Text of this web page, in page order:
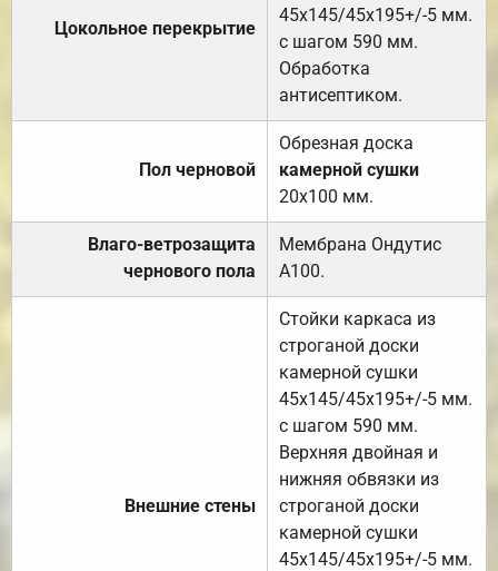
Цокольное перекрытие
45х145/45х195+/-5 мм.
с шагом 590 мм.
Обработка
антисептиком.
Пол черновой
Обрезная доска
камерной сушки
20х100 мм.
Влаго-ветрозащита
чернового пола
Мембрана Ондутис
А100.
Внешние стены
Стойки каркаса из
строганой доски
камерной сушки
45х145/45х195+/-5 мм.
с шагом 590 мм.
Верхняя двойная и
нижняя обвязки из
строганой доски
камерной сушки
45х145/45х195+/-5 мм.